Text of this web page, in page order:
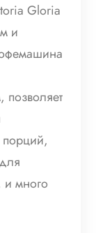
Gloria
и
порций,
и много